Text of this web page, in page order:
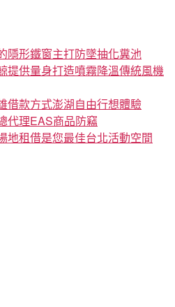
隱形鐵窗主打防墜抽化糞池
提供量身打造噴霧降溫傳統風機
借款方式澎湖自由行想體驗
代理EAS商品防竊
地租借是您最佳台北活動空間